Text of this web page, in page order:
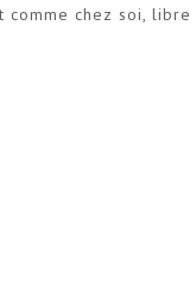
comme chez soi, libre